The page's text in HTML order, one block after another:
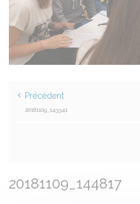
Précédent
20181109_143341
20181109_144817